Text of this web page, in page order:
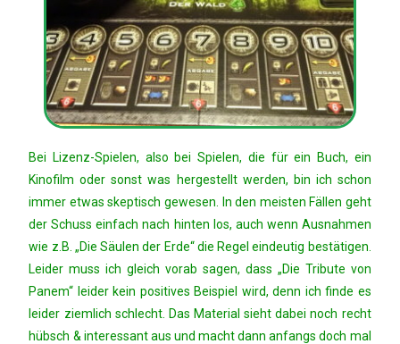
Bei Lizenz-Spielen, also bei Spielen, die für ein Buch, ein
Kinofilm oder sonst was hergestellt werden, bin ich schon
immer etwas skeptisch gewesen. In den meisten Fällen geht
der Schuss einfach nach hinten los, auch wenn Ausnahmen
wie z.B. „Die Säulen der Erde“ die Regel eindeutig bestätigen.
Leider muss ich gleich vorab sagen, dass „Die Tribute von
Panem“ leider kein positives Beispiel wird, denn ich finde es
leider ziemlich schlecht. Das Material sieht dabei noch recht
hübsch & interessant aus und macht dann anfangs doch mal